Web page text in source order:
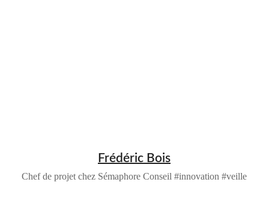
Frédéric Bois
Chef de projet chez Sémaphore Conseil #innovation #veille